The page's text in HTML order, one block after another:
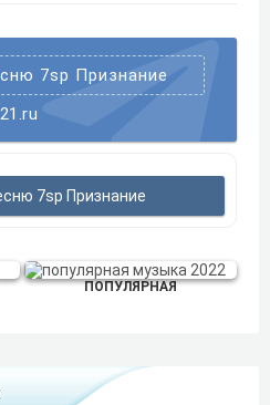
7sp Признание
7sp Признание
ПОПУЛЯРНАЯ